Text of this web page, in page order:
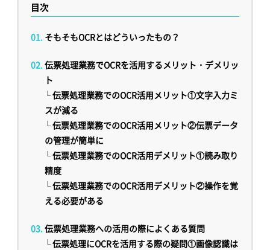
目次
そもそもOCRとはどういったもの？
伝票処理業務でOCRを活用するメリット・デメリッ
ト
└伝票処理業務でのOCR活用メリット①文字入力ミ
スが減る
└伝票処理業務でのOCR活用メリット②伝票データ
の管理が簡単に
└伝票処理業務でのOCR活用デメリット①読み取り
精度
└伝票処理業務でのOCR活用デメリット②操作を覚
える必要がある
伝票処理業務への活用の際によくある質問
└伝票処理にOCRを活用する際の疑問①画像認識は